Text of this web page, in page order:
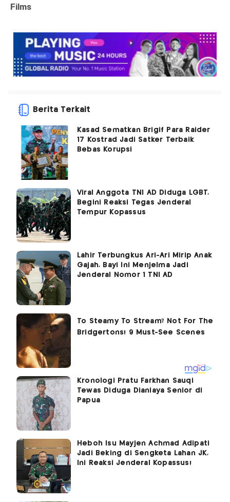
Berita Terkait
Kasad Sematkan Brigif Para Raider
17 Kostrad Jadi Satker Terbaik
Bebas Korupsi
Viral Anggota TNI AD Diduga LGBT,
Begini Reaksi Tegas Jenderal
Tempur Kopassus
Lahir Terbungkus Ari-Ari Mirip Anak
Gajah, Bayi Ini Menjelma Jadi
Jenderal Nomor 1 TNI AD
Kronologi Pratu Farkhan Sauqi
Tewas Diduga Dianiaya Senior di
Papua
Heboh Isu Mayjen Achmad Adipati
Jadi Beking di Sengketa Lahan JK,
Ini Reaksi Jenderal Kopassus!